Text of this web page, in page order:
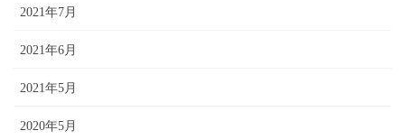
2021年7月
2021年6月
2021年5月
2020年5月